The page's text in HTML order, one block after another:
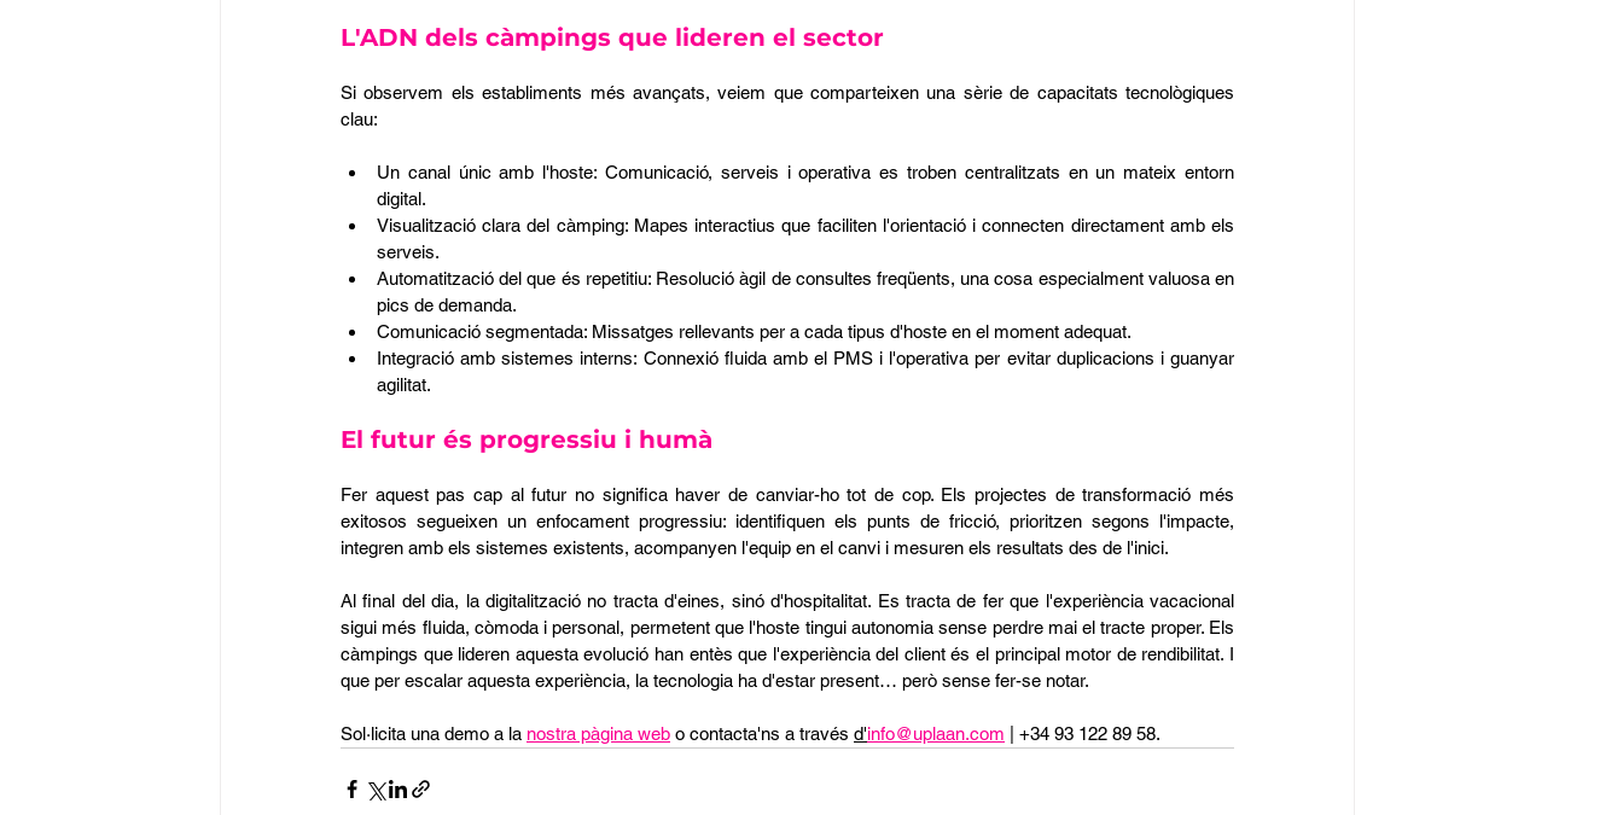
L'ADN dels càmpings que lideren el sector
Si observem els establiments més avançats, veiem que comparteixen una sèrie de capacitats tecnològiques
clau:
Un canal únic amb l'hoste: Comunicació, serveis i operativa es troben centralitzats en un mateix entorn
digital.
Visualització clara del càmping: Mapes interactius que faciliten l'orientació i connecten directament amb els
serveis.
Automatització del que és repetitiu: Resolució àgil de consultes freqüents, una cosa especialment valuosa en
pics de demanda.
Comunicació segmentada: Missatges rellevants per a cada tipus d'hoste en el moment adequat.
Integració amb sistemes interns: Connexió fluida amb el PMS i l'operativa per evitar duplicacions i guanyar
agilitat.
El futur és progressiu i humà
Fer aquest pas cap al futur no significa haver de canviar-ho tot de cop. Els projectes de transformació més
exitosos segueixen un enfocament progressiu: identifiquen els punts de fricció, prioritzen segons l'impacte,
integren amb els sistemes existents, acompanyen l'equip en el canvi i mesuren els resultats des de l'inici.
Al final del dia, la digitalització no tracta d'eines, sinó d'hospitalitat. Es tracta de fer que l'experiència vacacional
sigui més fluida, còmoda i personal, permetent que l'hoste tingui autonomia sense perdre mai el tracte proper. Els
càmpings que lideren aquesta evolució han entès que l'experiència del client és el principal motor de rendibilitat. I
que per escalar aquesta experiència, la tecnologia ha d'estar present… però sense fer-se notar.
Sol·licita una demo a la nostra pàgina web o contacta'ns a través d'info@uplaan.com | +34 93 122 89 58.